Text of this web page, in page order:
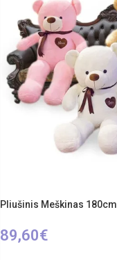
Pliušinis Meškinas 180cm
89,60€